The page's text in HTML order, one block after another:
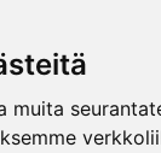
muita